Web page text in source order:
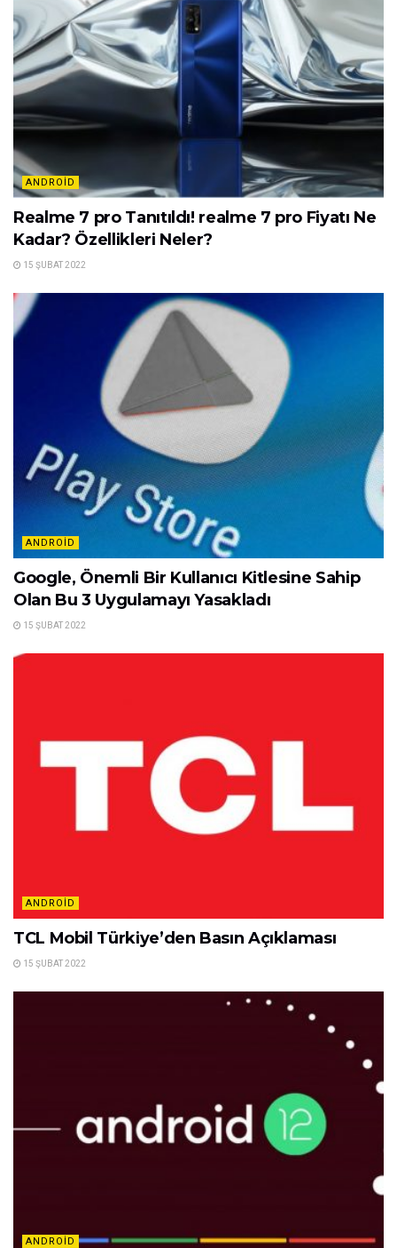
ANDROID
Realme 7 pro Tanıtıldı! realme 7 pro Fiyatı Ne
Kadar? Özellikleri Neler?
15 ŞUBAT 2022
ANDROID
Google, Önemli Bir Kullanıcı Kitlesine Sahip
Olan Bu 3 Uygulamayı Yasakladı
15 ŞUBAT 2022
ANDROID
TCL Mobil Türkiye’den Basın Açıklaması
15 ŞUBAT 2022
ANDROID